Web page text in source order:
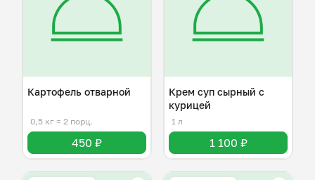
Картофель отварной
0,5 кг ≈ 2 порц.
450 ₽
Крем суп сырный с
курицей
1 л
1 100 ₽